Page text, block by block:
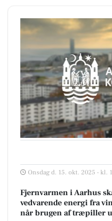
Onsdag d. 15. okt. 2025 - kl.
Fjernvarmen i Aarhus
vedvarende energi fra
når brugen af træpiller